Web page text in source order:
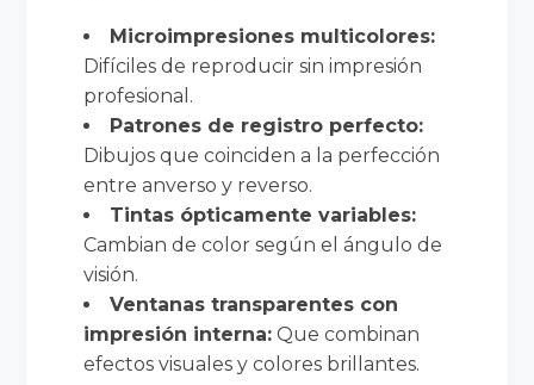
Microimpresiones multicolores:
Difíciles de reproducir sin impresión
profesional.
Patrones de registro perfecto:
Dibujos que coinciden a la perfección
entre anverso y reverso.
Tintas ópticamente variables:
Cambian de color según el ángulo de
visión.
Ventanas transparentes con
impresión interna: Que combinan
efectos visuales y colores brillantes.